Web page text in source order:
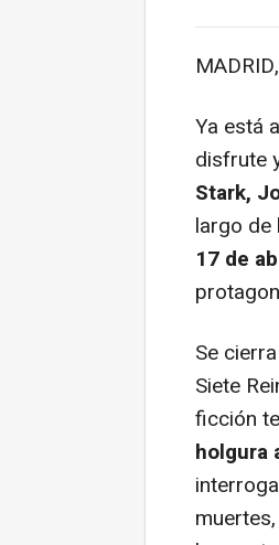
Ya está
disfrute
Stark,
largo de
17 de
Se
Siete
ficción
holgura